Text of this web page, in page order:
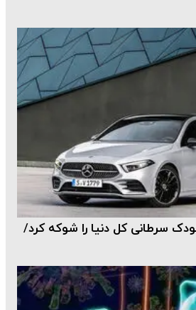
سرطانی کل دنیا را شوکه کرد/